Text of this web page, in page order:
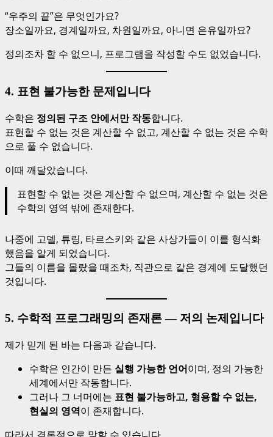
“우주의 끝”은 무엇인가요?
장소일까요, 경계일까요, 차원일까요, 아니면 은유일까요?
정의조차 할 수 없으니, 프로그램을 작성할 수도 없었습니다.
4. 표현 불가능한 문제입니다
수학은 정의된 구조 안에서만 작동합니다.
표현할 수 없는 것은 계산할 수 없고, 계산할 수 없는 것은 수학
으로 풀 수 없습니다.
이때 깨달았습니다.
표현할 수 없는 것은 계산할 수 없으며, 계산할 수 없는 것은
수학의 영역 밖에 존재한다.
나중에 고델, 튜링, 타르스키와 같은 사상가들이 이를 형식화
했음을 알게 되었습니다.
그들의 이름을 몰랐을 때조차, 직관으로 같은 경계에 도달했던
것입니다.
5. 수학적 프로그래밍의 존재론 — 저의 논제입니다
제가 믿게 된 바는 다음과 같습니다.
수학은 인간이 만든 실행 가능한 언어이며, 정의 가능한
세계에서만 작동합니다.
그러나 그 너머에는 표현 불가능하고, 형용할 수 없는,
현실의 영역이 존재합니다.